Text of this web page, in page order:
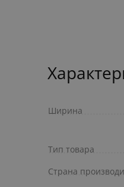
Ширина
Тип товара
Страна